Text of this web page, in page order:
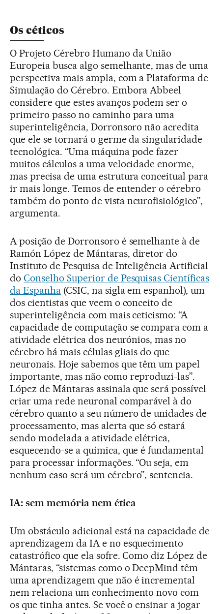
Os céticos
O Projeto Cérebro Humano da União
Europeia busca algo semelhante, mas de uma
perspectiva mais ampla, com a Plataforma de
Simulação do Cérebro. Embora Abbeel
considere que estes avanços podem ser o
primeiro passo no caminho para uma
superinteligência, Dorronsoro não acredita
que ele se tornará o germe da singularidade
tecnológica. “Uma máquina pode fazer
muitos cálculos a uma velocidade enorme,
mas precisa de uma estrutura conceitual para
ir mais longe. Temos de entender o cérebro
também do ponto de vista neurofisiológico”,
argumenta.
A posição de Dorronsoro é semelhante à de
Ramón López de Mántaras, diretor do
Instituto de Pesquisa de Inteligência Artificial
do Conselho Superior de Pesquisas Científicas
da Espanha(CSIC, na sigla em espanhol), um
dos cientistas que veem o conceito de
superinteligência com mais ceticismo: “A
capacidade de computação se compara com a
atividade elétrica dos neurónios, mas no
cérebro há mais células gliais do que
neuronais. Hoje sabemos que têm um papel
importante, mas não como reproduzi-las”.
López de Mántaras assinala que será possível
criar uma rede neuronal comparável à do
cérebro quanto a seu número de unidades de
processamento, mas alerta que só estará
sendo modelada a atividade elétrica,
esquecendo-se a química, que é fundamental
para processar informações. “Ou seja, em
nenhum caso será um cérebro”, sentencia.
IA: sem memória nem ética
Um obstáculo adicional está na capacidade de
aprendizagem da IA e no esquecimento
catastrófico que ela sofre. Como diz López de
Mántaras, “sistemas como o DeepMind têm
uma aprendizagem que não é incremental
nem relaciona um conhecimento novo com
os que tinha antes. Se você o ensinar a jogar